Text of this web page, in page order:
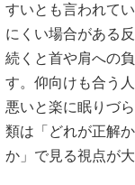
すいとも言われて
にくい場合がある
続くと首や肩への
す。仰向けも合う
悪いと楽に眠りづ
類は「どれが正解
か」で見る視点が大